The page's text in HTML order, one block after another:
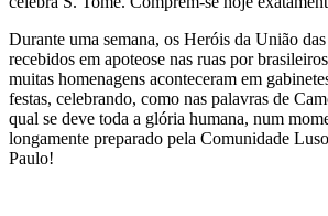
Durante uma semana, os Heróis da União
recebidos em apoteose nas ruas por
muitas homenagens aconteceram em
festas, celebrando, como nas palavras de
qual se deve toda a glória humana, num
longamente preparado pela Comunidade
Paulo!